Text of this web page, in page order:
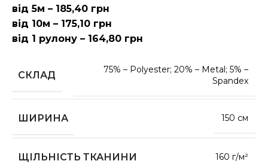
від 5м – 185,40 грн
від 10м – 175,10 грн
від 1 рулону – 164,80 грн
СКЛАД
75% – Polyester; 20% – Metal; 5% –
Spandex
ШИРИНА 150 см
ЩІЛЬНІСТЬ ТКАНИНИ 160 г/м²